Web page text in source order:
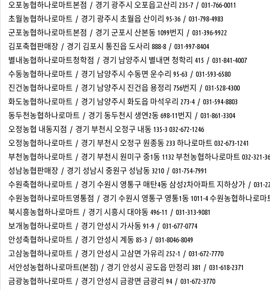
오포농협하나로마트본점 / 경기 광주시 오포읍고산리 235-7 / 031-766-0011
초월농협하나로마트 / 경기 광주시 초월읍 산이리 95-36 / 031-798-4983
군포농협하나로마트본점 / 경기 군포시 산본동 1099번지 / 031-396-9922
김포축협판매장 / 경기 김포시 통진읍 도사리 888-8 / 031-997-8404
별내농협하나로마트청학점 / 경기 남양주시 별내면 청학리 415 / 031-841-4007
수동농협하나로마트 / 경기 남양주시 수동면 운수리 95-63 / 031-593-6580
진건농협하나로마트 / 경기 남양주시 진건읍 용정리 756번지 / 031-528-4300
화도농협하나로마트 / 경기 남양주시 화도읍 마석우리 273-4 / 031-594-8803
동두천농협하나로마트 / 경기 동두천시 생연2동 698-11번지 / 031-861-3304
오정농협 내동지점 / 경기 부천시 오정구 내동 135-3 032-672-1246
오정농협하나로마트 / 경기 부천시 오정구 원종동 233 하나로마트 032-673-1241
부천농협하나로마트 / 경기 부천시 원미구 중1동 1132 부천농협하나로마트 032-321-
성남농협판매장 / 경기 성남시 중원구 성남동 3210 / 031-754-7991
수원축협하나로마트 / 경기 수원시 영통구 매탄4동 삼성2차아파트 지하상가 / 031-
수원농협하나로마트영통점 / 경기 수원시 영통구 영통1동 1011-4 수원농협하나로마
북시흥농협하나로마트 / 경기 시흥시 대야동 496-11 / 031-313-9081
보개농협하나로마트 / 경기 안성시 가사동 91-9 / 031-677-0774
안성축협하나로마트 / 경기 안성시 계동 85-3 / 031-8046-8049
고삼농협하나로마트 / 경기 안성시 고삼면 가유리 252-1 / 031-672-7770
서안성농협하나로마트(본점) / 경기 안성시 공도읍 만정리 381 / 031-618-2371
금광농협하나로마트 / 경기 안성시 금광면 금광리 94 / 031-672-3770